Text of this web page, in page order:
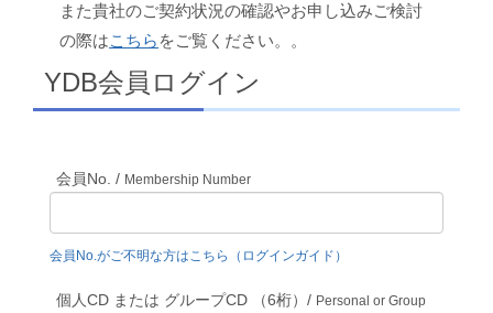
また貴社のご契約状況の確認やお申し込みご検討
の際はこちら をご覧ください。。
YDB会員ログイン
会員No. / Membership Number
会員No.がご不明な方はこちら（ログインガイド）
個人CD または グループCD （6桁）/ Personal or Group